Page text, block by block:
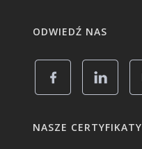
ODWIEDŹ NAS
NASZE CERTYFIKATY